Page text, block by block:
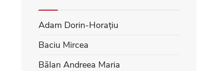
Adam Dorin-Horațiu
Baciu Mircea
Bălan Andreea Maria